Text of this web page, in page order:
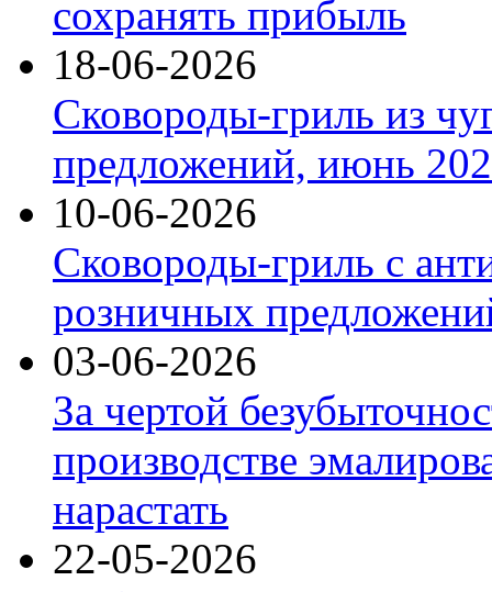
сохранять прибыль
18-06-2026
Сковороды-гриль из
предложений, июнь
10-06-2026
Сковороды-гриль с
розничных
03-06-2026
За чертой
производстве
нарастать
22-05-2026